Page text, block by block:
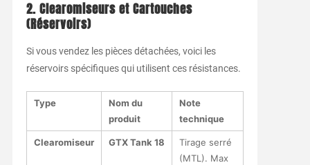
2. Clearomiseurs et Cartouches
(Réservoirs)
Si vous vendez les pièces détachées, voici les
réservoirs spécifiques qui utilisent ces résistances.
Type
Nom du
produit
Note
technique
Clearomiseur GTX Tank 18
Tirage serré
(MTL). Max